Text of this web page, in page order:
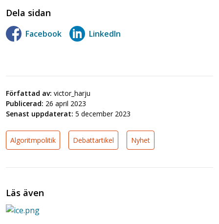
Dela sidan
Facebook LinkedIn
Författad av: victor_harju
Publicerad: 26 april 2023
Senast uppdaterat: 5 december 2023
Algoritmpolitik Debattartikel Nyhet
Läs även